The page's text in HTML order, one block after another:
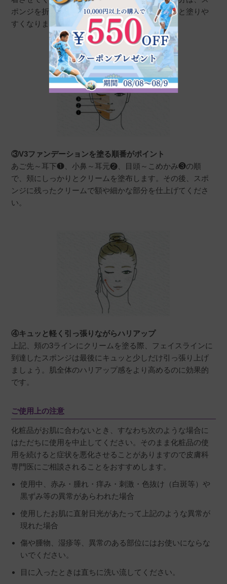
ポンジを折り曲げるなどして塗布面を小さくすると塗りや
すくなります。
③V3ファンデーションを塗る順番がポイント
あご先～耳下❶、小鼻～耳元❷、目頭～こめかみ❸の順
で、頬にしっかりとクリームを塗布します。その後、スポ
ンジに残ったクリームで額や細かな部分を仕上げてくださ
い。
④キュッと軽く引っ張りながらハリアップ
上記、頬の3ラインにクリームを塗る際、フェイスラインに
到達したスポンジは最後にキュッと少しだけ引っ張り上げ
ましょう。肌全体のハリアップ感をより高めるのに効果的
です。
ご使用上の注意
化粧品がお肌に合わないとき、すなわち次のような場合に
はただちに使用を中止してください。そのまま化粧品の使
用を続けると症状を悪化させることがありますので皮膚科
専門医にご相談されることをおすすめします。
使用中、赤み・腫れ・痒み・刺激・色抜け（白斑等）や
黒ずみ等の異常があらわれた場合
使用したお肌に直射日光があたって上記のような異常が
現れた場合
傷や腫物、湿疹等、異常のある部位にはお使いにならな
いでください。
目に入ったときは直ちに洗い流してください。